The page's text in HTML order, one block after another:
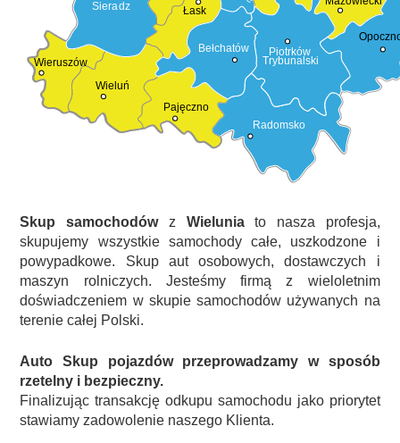
Radomsko
Pajęczno
Wieluń
Wieruszów
Sieradz Łask
Piotrków
Trybunalski
Bełchatów
Skup samochodówz Wieluniato nasza profesja,
skupujemy wszystkie samochody całe, uszkodzone i
powypadkowe. Skup aut osobowych, dostawczych i
maszyn rolniczych. Jesteśmy firmą z wieloletnim
doświadczeniem w skupie samochodów używanych na
terenie całej Polski.
Auto Skup pojazdów przeprowadzamy w sposób
rzetelny i bezpieczny.
Finalizując transakcję odkupu samochodu jako priorytet
stawiamy zadowolenie naszego Klienta.